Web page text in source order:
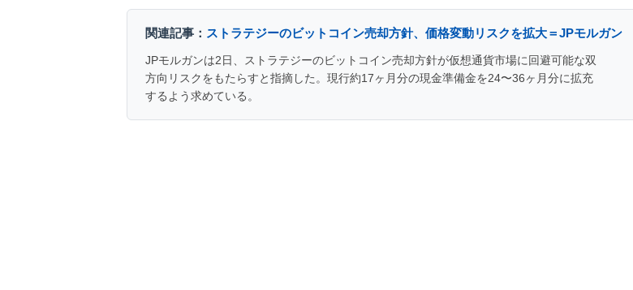
関連記事： ストラテジーのビットコイン売却方針、価格変動リスクを拡大＝JPモルガン
JPモルガンは2日、ストラテジーのビットコイン売却方針が仮想通貨市場に回避可能な双
方向リスクをもたらすと指摘した。現行約17ヶ月分の現金準備金を24〜36ヶ月分に拡充
するよう求めている。